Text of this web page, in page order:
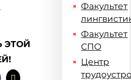
ЭТОЙ
Факультет
Факультет
СПО
Центр